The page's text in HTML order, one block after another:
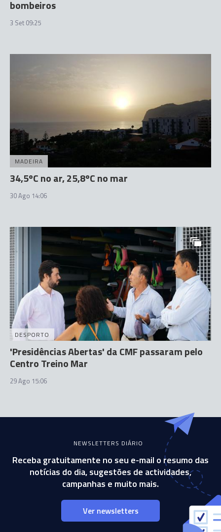
bombeiros
3 Set 09:25
MADEIRA
34,5ºC no ar, 25,8ºC no mar
30 Ago 14:06
DESPORTO
'Presidências Abertas' da CMF passaram pelo
Centro Treino Mar
29 Ago 15:06
NEWSLETTERS DIÁRIO
Receba gratuitamente no seu e-mail o resumo das
notícias do dia, sugestões de actividades,
campanhas e muito mais.
Ver newsletters